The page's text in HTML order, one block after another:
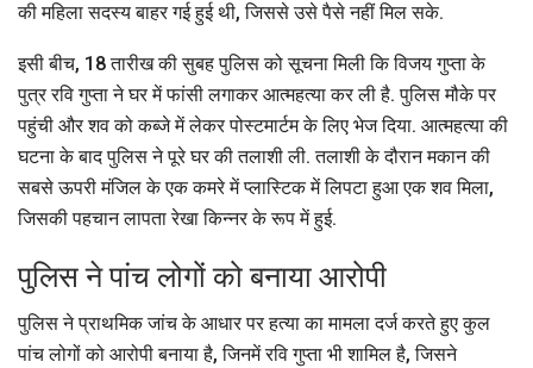
की महिला सदस्य बाहर गई हुई थी, जिससे उसे पैसे नहीं मिल सके.
इसी बीच, 18 तारीख की सुबह पुलिस को सूचना मिली कि विजय गुप्ता के
पुत्र रवि गुप्ता ने घर में फांसी लगाकर आत्महत्या कर ली है. पुलिस मौके पर
पहुंची और शव को कब्जे में लेकर पोस्टमार्टम के लिए भेज दिया. आत्महत्या की
घटना के बाद पुलिस ने पूरे घर की तलाशी ली. तलाशी के दौरान मकान की
सबसे ऊपरी मंजिल के एक कमरे में प्लास्टिक में लिपटा हुआ एक शव मिला,
जिसकी पहचान लापता रेखा किन्नर के रूप में हुई.
पुलिस ने पांच लोगों को बनाया आरोपी
पुलिस ने प्राथमिक जांच के आधार पर हत्या का मामला दर्ज करते हुए कुल
पांच लोगों को आरोपी बनाया है, जिनमें रवि गुप्ता भी शामिल है, जिसने